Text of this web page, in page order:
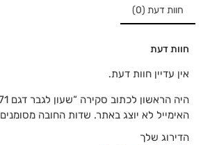
חוות דעת (0)
חוות דעת
אין עדיין חוות דעת.
היה הראשון לכתוב סקירה “שעון לגבר דגם TM71”
האימייל לא יוצג באתר. שדות החובה מסומנים
הדירוג שלך